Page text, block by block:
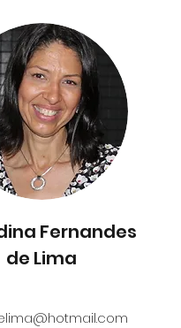
Fernandes
de Lima